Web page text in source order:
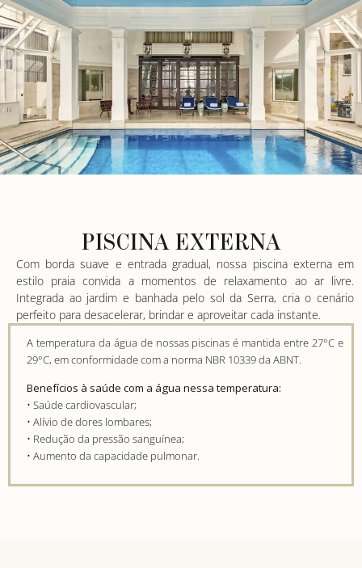
PISCINA EXTERNA
Com borda suave e entrada gradual, nossa piscina externa em
estilo praia convida a momentos de relaxamento ao ar livre.
Integrada ao jardim e banhada pelo sol da Serra, cria o cenário
perfeito para desacelerar, brindar e aproveitar cada instante.
A temperatura da água de nossas piscinas é mantida entre 27°C e
29°C, em conformidade com a norma NBR 10339 da ABNT.
Benefícios à saúde com a água nessa temperatura:
• Saúde cardiovascular;
• Alívio de dores lombares;
• Redução da pressão sanguínea;
• Aumento da capacidade pulmonar.